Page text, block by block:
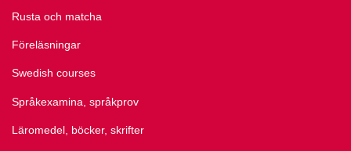
Rusta och matcha
Föreläsningar
Swedish courses
Språkexamina, språkprov
Läromedel, böcker, skrifter